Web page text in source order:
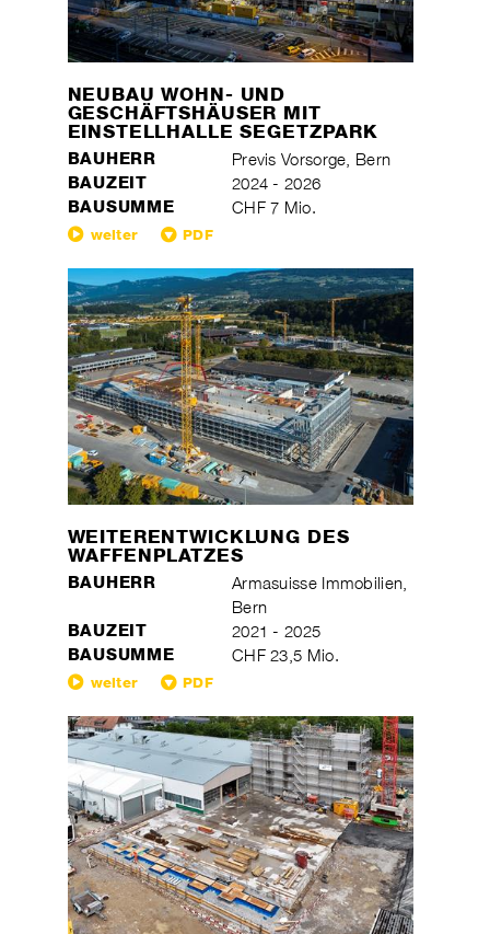
NEUBAU WOHN- UND
GESCHÄFTSHÄUSER MIT
EINSTELLHALLE SEGETZPARK
BAUHERR Previs Vorsorge, Bern
BAUZEIT 2024 - 2026
BAUSUMME CHF 7 Mio.
weiter PDF
WEITERENTWICKLUNG DES
WAFFENPLATZES
BAUHERR
Armasuisse Immobilien,
Bern
BAUZEIT 2021 - 2025
BAUSUMME CHF 23,5 Mio.
weiter PDF